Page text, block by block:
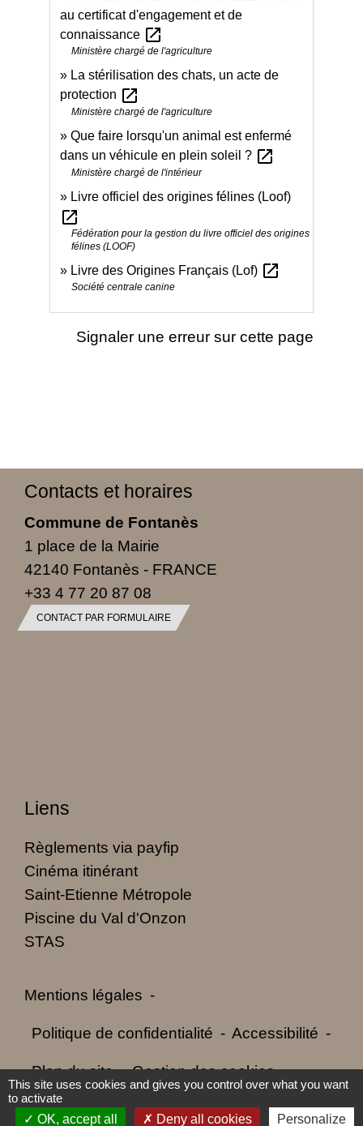
au certificat d'engagement et de
connaissance open_in_new
Ministère chargé de l'agriculture
La stérilisation des chats, un acte de
protection open_in_new
Ministère chargé de l'agriculture
Que faire lorsqu'un animal est enfermé
dans un véhicule en plein soleil ? open_in_new
Ministère chargé de l'intérieur
Livre officiel des origines félines (Loof)
open_in_new
Fédération pour la gestion du livre officiel des origines
félines (LOOF)
Livre des Origines Français (Lof) open_in_new
Société centrale canine
Signaler une erreur sur cette page
Contacts et horaires
Commune de Fontanès
1 place de la Mairie
42140 Fontanès - FRANCE
+33 4 77 20 87 08
CONTACT PAR FORMULAIRE
Liens
Règlements via payfip
Cinéma itinérant
Saint-Etienne Métropole
Piscine du Val d'Onzon
STAS
Mentions légales -
Politique de confidentialité - Accessibilité -
Plan du site - Gestion des cookies
This site uses cookies and gives you control over what you want
to activate
OK, accept all
Deny all cookies Personalize